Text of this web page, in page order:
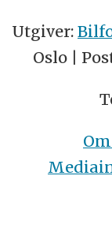
Utgiver:
Oslo |